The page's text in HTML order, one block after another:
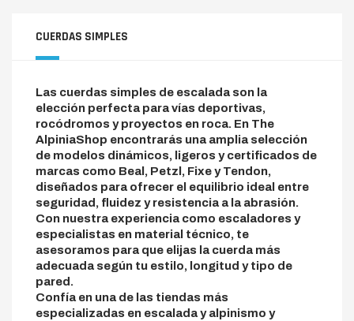
CUERDAS SIMPLES
Las cuerdas simples de escalada son la
elección perfecta para vías deportivas,
rocódromos y proyectos en roca. En The
AlpiniaShop encontrarás una amplia selección
de modelos dinámicos, ligeros y certificados de
marcas como Beal, Petzl, Fixe y Tendon,
diseñados para ofrecer el equilibrio ideal entre
seguridad, fluidez y resistencia a la abrasión.
Con nuestra experiencia como escaladores y
especialistas en material técnico, te
asesoramos para que elijas la cuerda más
adecuada según tu estilo, longitud y tipo de
pared.
Confía en una de las tiendas más
especializadas en escalada y alpinismo y